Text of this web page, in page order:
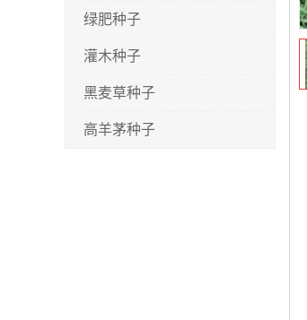
绿肥种子
灌木种子
黑麦草种子
高羊茅种子